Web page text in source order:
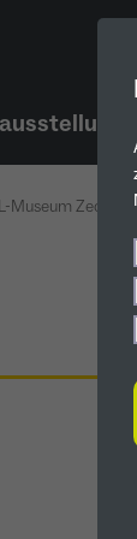
Museum Zeche